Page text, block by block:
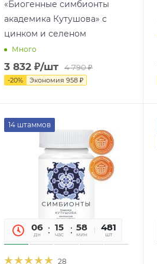
«Биогенные симбионты
академика Кутушова» с
цинком и селеном
Много
3 832 ₽/шт 4 790₽
-20% Экономия 958 ₽
14 штаммов
06
дн
15
час
58
мин
09
сек
481
шт
28